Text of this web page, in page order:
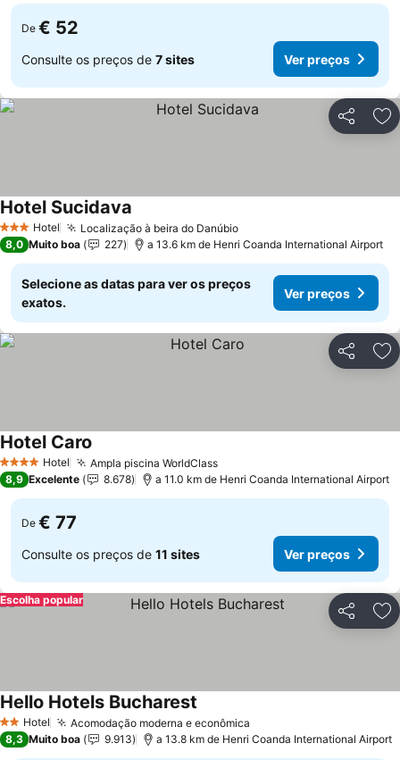
De € 52
Consulte os preços de 7 sites Ver preços
Partilhar
3 EstrelasHotel Localização à beira do Danúbio
Hotel Sucidava
8,0 Muito boa 227 a 13.6 km de Henri Coanda International Airport
Selecione as datas para ver os preços
exatos.
Ver preços
Partilhar
4 EstrelasHotel Ampla piscina WorldClass
Hotel Caro
8,9 Excelente 8.678 a 11.0 km de Henri Coanda International Airport
De € 77
Consulte os preços de 11 sites Ver preços
Partilhar
Escolha popular
2 Estrelas
Hotel Acomodação moderna e econômica
Hello Hotels Bucharest
8,3 Muito boa 9.913 a 13.8 km de Henri Coanda International Airport